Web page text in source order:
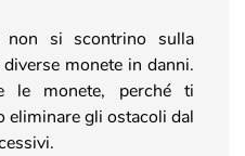
si scontrino sulla
monete in danni.
le monete, perché ti
eliminare gli ostacoli dal